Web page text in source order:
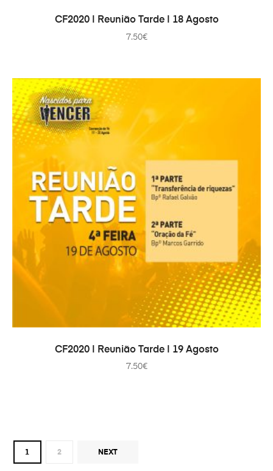
IN DEN WARENKORB
CF2020 | Reunião Tarde | 18 Agosto
7.50€
IN DEN WARENKORB
CF2020 | Reunião Tarde | 19 Agosto
7.50€
1 2 NEXT